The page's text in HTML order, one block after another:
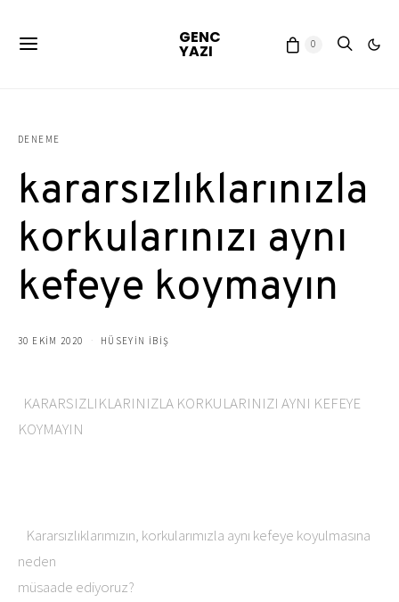
GENC
YAZI 0
DENEME
kararsızlıklarınızla
korkularınızı aynı
kefeye koymayın
30 EKIM 2020 HÜSEYIN İBİŞ
KARARSIZLIKLARINIZLA KORKULARINIZI AYNI KEFEYE
KOYMAYIN
Kararsızlıklarımızın, korkularımızla aynı kefeye koyulmasına
neden
müsaade ediyoruz?